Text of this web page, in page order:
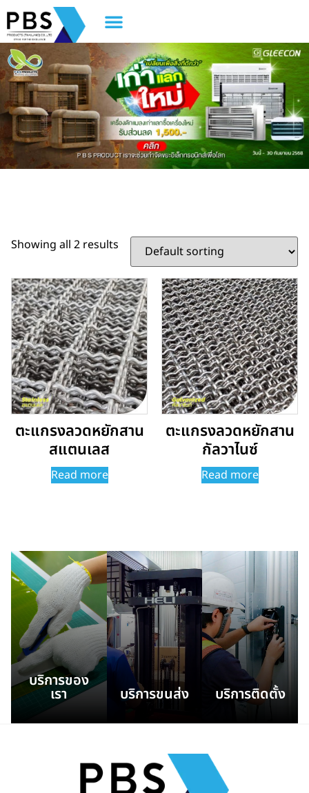
Showing all 2 results
ตะแกรงลวดหยักสาน
สแตนเลส
Read more
ตะแกรงลวดหยักสาน
กัลวาไนซ์
Read more
บริการของ
เรา
บริการของ
เรา
บริการตัดตะแกรง
สแตนเลส เป็น
วงกลม สี่เหลี่ยม
หรือตามรูปแบบที่
ต้องการ บริการ
งานทอตะแกรงส
แตนเลสตามรูป
แบบที่ต้องการ
บริการขนส่ง
บริการขนส่ง
ทางบริษัท มีบริการ
จัดส่งสินค้าให้กับ
ลูกค้าทั่วประเทศ
ทั้งในและต่าง
ประเทศทั่วโลก ด้วย
ความรวดเร็วและ
เร่งด่วนทุกวันตาม
เวลาและสถานที่ที่
บริการติดตั้ง
บริการติดตั้ง
บริการวัดหน้างาน
ออกแบบ ให้คำ
ปรึกษา และติดตั้ง
ม่านริ้วพีวีซี ม่าน
ซีท ประตูไฮสปีด
เครื่องล่อดักแมลง
ม่านอากาศ ตาม
บ้านเรือนและ
โรงงาน
อุตสาหกรรมต่างๆ